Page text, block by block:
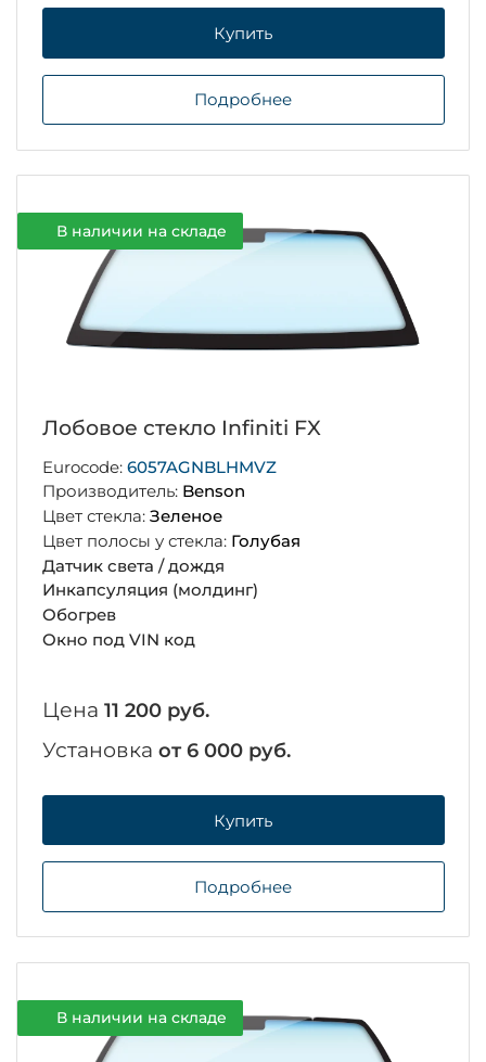
Купить
Подробнее
В наличии на складе
Лобовое стекло Infiniti FX
Eurocode: 6057AGNBLHMVZ
Производитель: Benson
Цвет стекла: Зеленое
Цвет полосы у стекла: Голубая
Датчик света / дождя
Инкапсуляция (молдинг)
Обогрев
Окно под VIN код
Цена 11 200 руб.
Установка от 6 000 руб.
Купить
Подробнее
В наличии на складе